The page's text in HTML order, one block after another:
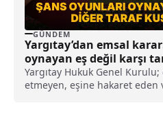
GÜNDEM
Yargıtay’dan emsal
oynayan eş değil karşı
kusurlu sayıldı
Yargıtay Hukuk Genel
etmeyen, eşine hakaret eden